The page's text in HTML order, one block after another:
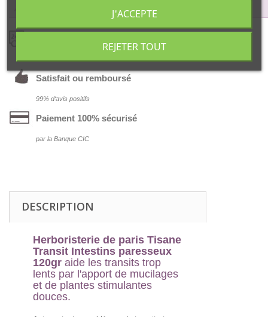
Avantages des copines…
Satisfait ou remboursé
99% d‘avis positifs
Paiement 100% sécurisé
par la Banque CIC
DESCRIPTION
Herboristerie de paris Tisane
Transit Intestins paresseux
120gr aide les transits trop
lents par l'apport de mucilages
et de plantes stimulantes
douces.
REJETER TOUT
J'ACCEPTE